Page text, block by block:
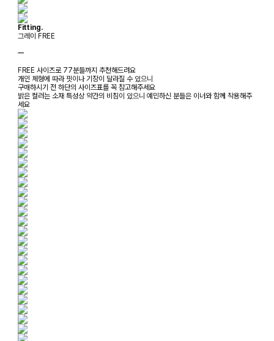
Fitting.
그레이 FREE
ㅡ
FREE 사이즈로 77분들까지 추천해드려요
개인 체형에 따라 핏이나 기장이 달라질 수 있으니
구매하시기 전 하단의 사이즈표를 꼭 참고해주세요
밝은 컬러는 소재 특성상 약간의 비침이 있으니 예민하신 분들은 이너와 함께 착용해주
세요